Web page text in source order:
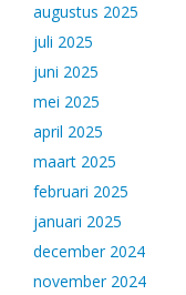
augustus 2025
juli 2025
juni 2025
mei 2025
april 2025
maart 2025
februari 2025
januari 2025
december 2024
november 2024